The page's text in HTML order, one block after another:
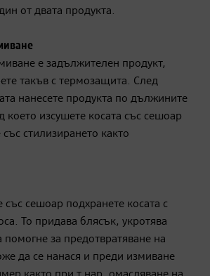
от двата продукта.
е задължителен продукт,
такъв с термозащита. След
нанесете продукта по дължините
което изсушете косата със сешоар
стилизирането както
със сешоар подхранете косата с
То придава блясък, укротява
за предотвратяване на
да се нанася и преди измиване